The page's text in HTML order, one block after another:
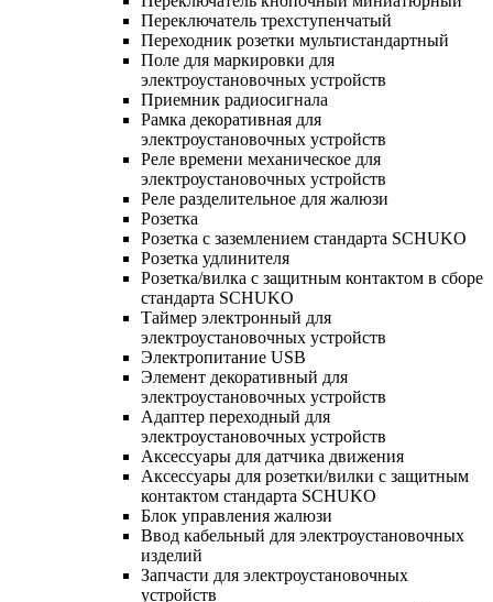
Переключатель трехступенчатый
Переходник розетки мультистандартный
Поле для маркировки для
электроустановочных устройств
Приемник радиосигнала
Рамка декоративная для
электроустановочных устройств
Реле времени механическое для
электроустановочных устройств
Реле разделительное для жалюзи
Розетка
Розетка с заземлением стандарта SCHUKO
Розетка удлинителя
Розетка/вилка с защитным контактом в сборе
стандарта SCHUKO
Таймер электронный для
электроустановочных устройств
Электропитание USB
Элемент декоративный для
электроустановочных устройств
Адаптер переходный для
электроустановочных устройств
Аксессуары для датчика движения
Аксессуары для розетки/вилки с защитным
контактом стандарта SCHUKO
Блок управления жалюзи
Ввод кабельный для электроустановочных
изделий
Запчасти для электроустановочных
устройств